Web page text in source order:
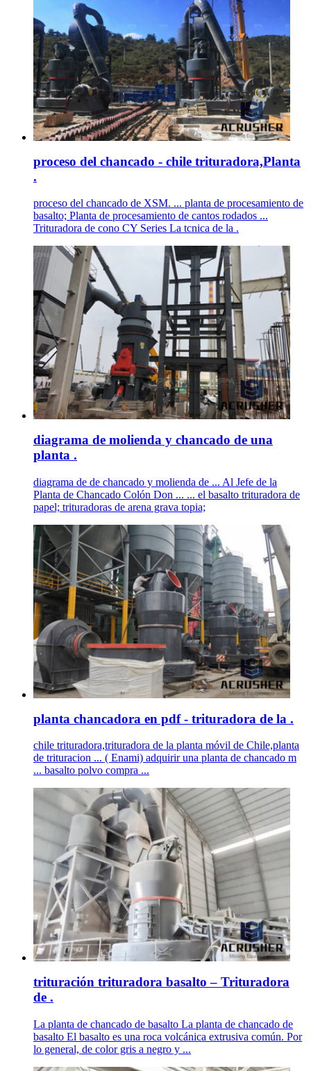
proceso del chancado - chile trituradora,Planta
.
proceso del chancado de XSM. ... planta de procesamiento de
basalto; Planta de procesamiento de cantos rodados ...
Trituradora de cono CY Series La tcnica de la .
diagrama de molienda y chancado de una
planta .
diagrama de de chancado y molienda de ... Al Jefe de la
Planta de Chancado Colón Don ... ... el basalto trituradora de
papel; trituradoras de arena grava topia;
planta chancadora en pdf - trituradora de la .
chile trituradora,trituradora de la planta móvil de Chile,planta
de trituracion ... ( Enami) adquirir una planta de chancado m
... basalto polvo compra ...
trituración trituradora basalto – Trituradora
de .
La planta de chancado de basalto La planta de chancado de
basalto El basalto es una roca volcánica extrusiva común. Por
lo general, de color gris a negro y ...